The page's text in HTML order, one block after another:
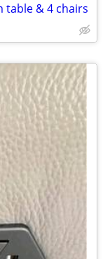
table & 4 chairs